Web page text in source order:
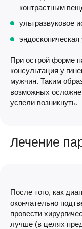
контрастным
ультразвуковое
При острой форме
консультация у
мужчин. Таким
возможных
успели возникнуть.
Лечение
После того, как
окончательно
провести
лучше (в целях